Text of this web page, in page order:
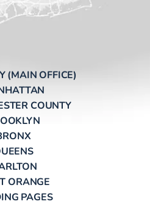
(MAIN OFFICE)
COUNTY
ORANGE
PAGES